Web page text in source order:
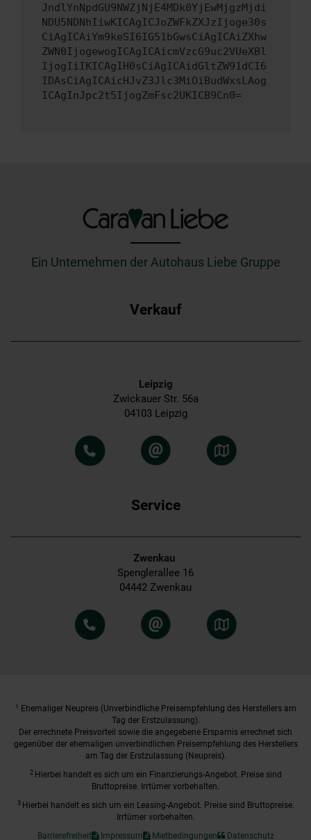
JndlYnNpdGU9NWZjNjE4MDk0YjEwMjgzMjdi
NDU5NDNhIiwKICAgICJoZWFkZXJzIjoge30s
CiAgICAiYm9keSI6IG51bGwsCiAgICAiZXhw
ZWN0IjogewogICAgICAicmVzcG9uc2VUeXBl
IjogIiIKICAgIH0sCiAgICAidGltZW91dCI6
IDAsCiAgICAicHJvZ3Jlc3MiOiBudWxsLAog
ICAgInJpc2t5IjogZmFsc2UKICB9Cn0=
Ein Unternehmen der Autohaus Liebe Gruppe
Verkauf
Leipzig
Zwickauer Str. 56a
04103 Leipzig
Service
Zwenkau
Spenglerallee 16
04442 Zwenkau
1
Ehemaliger Neupreis (Unverbindliche Preisempfehlung des Herstellers am
Tag der Erstzulassung).
Der errechnete Preisvorteil sowie die angegebene Ersparnis errechnet sich
gegenüber der ehemaligen unverbindlichen Preisempfehlung des Herstellers
am Tag der Erstzulassung (Neupreis).
2 Hierbei handelt es sich um ein Finanzierungs-Angebot. Preise sind
Bruttopreise. Irrtümer vorbehalten.
3 Hierbei handelt es sich um ein Leasing-Angebot. Preise sind Bruttopreise.
Irrtümer vorbehalten.
Barrierefreiheit
Impressum Mietbedingungen Datenschutz